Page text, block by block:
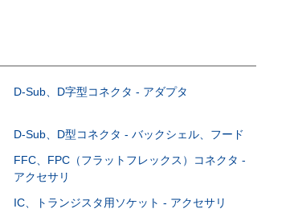
D-Sub、D字型コネクタ - アダプタ
D-Sub、D型コネクタ - バックシェル、フード
FFC、FPC（フラットフレックス）コネクタ -
アクセサリ
IC、トランジスタ用ソケット - アクセサリ